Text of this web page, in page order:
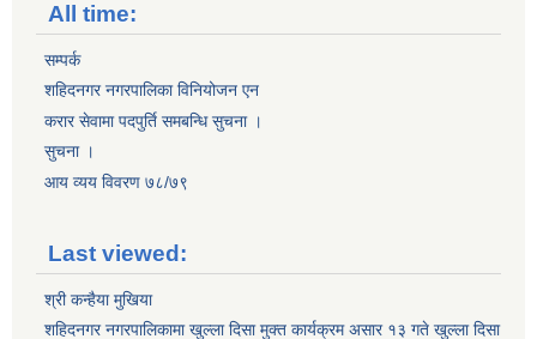
All time:
सम्पर्क
शहिदनगर नगरपालिका विनियोजन एन
करार सेवामा पदपुर्ति समबन्धि सुचना ।
सुचना ।
आय व्यय विवरण ७८/७९
Last viewed:
श्री कन्हैया मुखिया
शहिदनगर नगरपालिकामा खुल्ला दिसा मुक्त कार्यक्रम असार १३ गते खुल्ला दिसा